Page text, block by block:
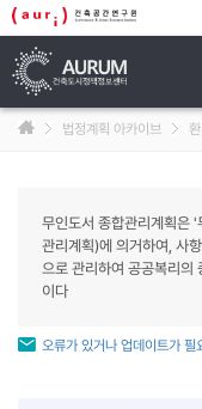
법정계획 아카이브
무인도서 종합관리계획은
관리계획)에 의거하여, 사
으로 관리하여 공공복리의
이다
오류가 있거나 업데이트가